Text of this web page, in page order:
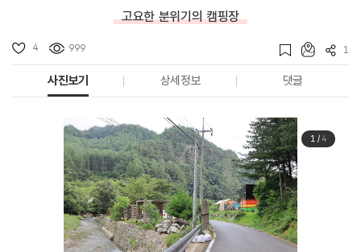
고요한 분위기의 캠핑장
4 999 1
사진보기 상세정보 댓글
1/4